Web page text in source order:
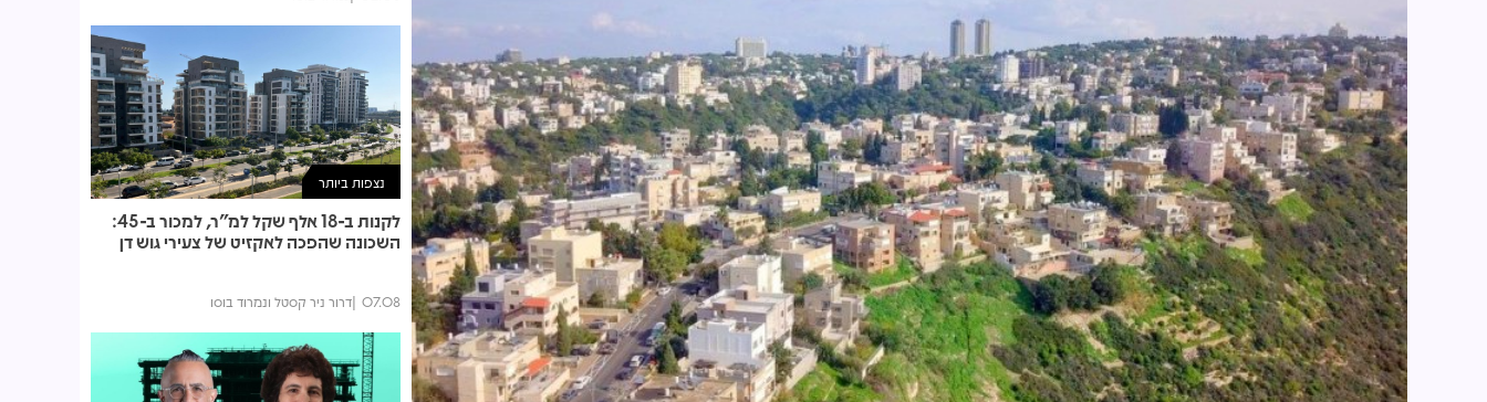
נצפות ביותר
לקנות ב-18 אלף שקל למ"ר, למכור ב-45:
השכונה שהפכה לאקזיט של צעירי גוש דן
07.08 דרור ניר קסטל ונמרוד בוסו